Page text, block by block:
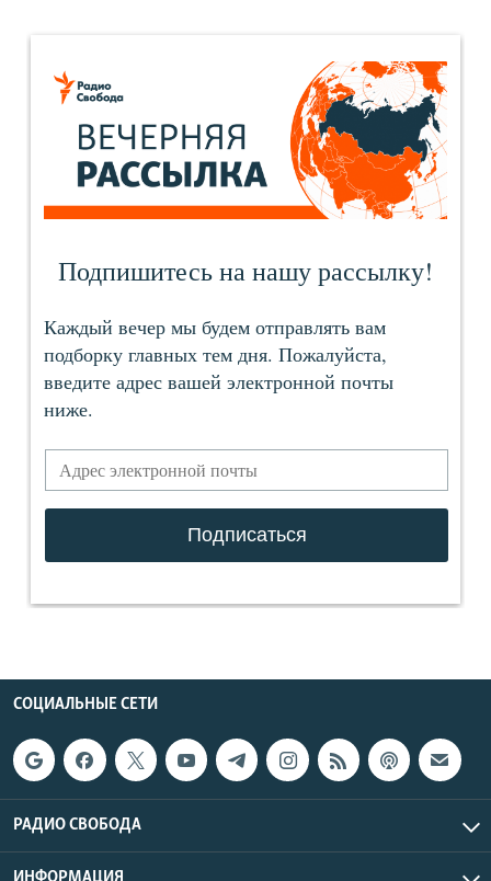
СОЦИАЛЬНЫЕ СЕТИ
РАДИО СВОБОДА
ИНФОРМАЦИЯ